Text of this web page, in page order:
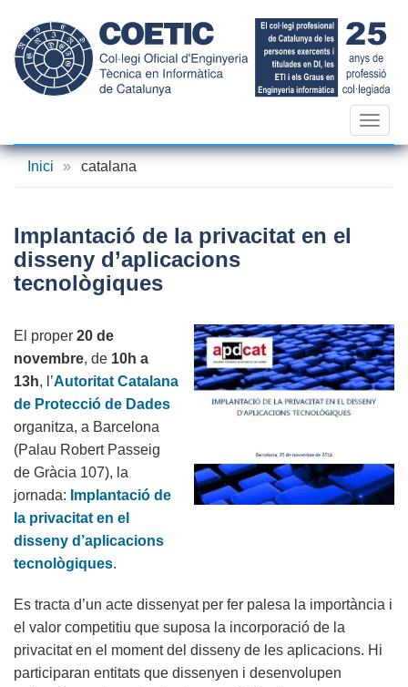
contingut
Inici
» catalana
Implantació de la privacitat en el
disseny d’aplicacions
tecnològiques
El proper 20 de
novembre, de 10h a
13h, l’Autoritat Catalana
de Protecció de Dades
organitza, a Barcelona
(Palau Robert Passeig
de Gràcia 107), la
jornada: Implantació de
la privacitat en el
disseny d’aplicacions
tecnològiques.
Es tracta d’un acte dissenyat per fer palesa la importància i
el valor competitiu que suposa la incorporació de la
privacitat en el moment del disseny de les aplicacions. Hi
participaran entitats que dissenyen i desenvolupen